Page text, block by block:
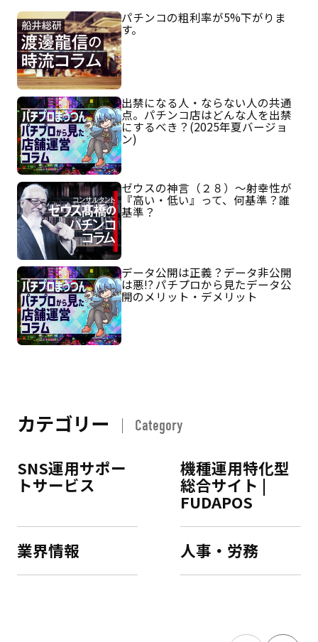
パチンコの粗利率が5%下がりま
す。
出禁になる人・ならない人の共通
点。パチンコ店はどんな人を出禁
にするべき？(2025年夏バージョ
ン)
ゼウスの神言（２８）～射幸性が
『高い・低い』って、何基準？誰
基準？
データ公開は正義？データ非公開
は悪!? パチプロから見たデータ公
開のメリット・デメリット
カテゴリー Category
SNS運用サポー
トサービス
機種運用特化型
総合サイト |
FUDAPOS
業界情報 人事・労務